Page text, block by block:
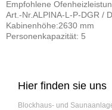
Empfohlene
Art.-Nr.ALPINA-L-P-DGR /
Kabinenhöhe:2630 mm
​Personenkapazität: 5
Hier finden sie uns
Blockhaus- und